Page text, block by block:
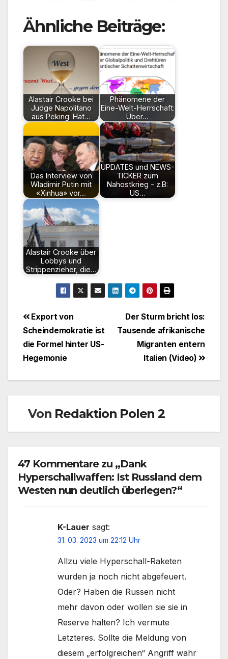
Ähnliche Beiträge:
Alastair Crooke bei
Judge Napolitano
aus Peking: Hat…
Phänomene der
Eine-Welt-Herrschaft:
Über…
Das Interview von
Wladimir Putin mit
«Xinhua» vor…
UPDATES und NEWS-
TICKER zum
Nahostkrieg - z.B:
US…
Alastair Crooke über
Lobbys und
Strippenzieher, die…
Beitragsnavigation
Der Sturm bricht los:
Tausende afrikanische
Migranten entern
Italien (Video)
Export von
Scheindemokratie ist
die Formel hinter US-
Hegemonie
Von Redaktion Polen 2
47 Kommentare zu „Dank
Hyperschallwaffen: Ist Russland dem
Westen nun deutlich überlegen?“
K-Lauer sagt:
31. 03. 2023 um 22:12 Uhr
Allzu viele Hyperschall-Raketen
wurden ja noch nicht abgefeuert.
Oder? Haben die Russen nicht
mehr davon oder wollen sie sie in
Reserve halten? Ich vermute
Letzteres. Sollte die Meldung von
diesem „erfolgreichen“ Angriff wahr